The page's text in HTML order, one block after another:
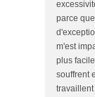
parce
m'est
plus
souffrent
travaillent